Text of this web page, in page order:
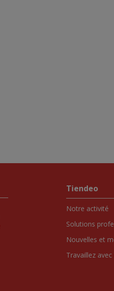
Tiendeo
Notre activité
Solutions
Nouvelles et
Travaillez